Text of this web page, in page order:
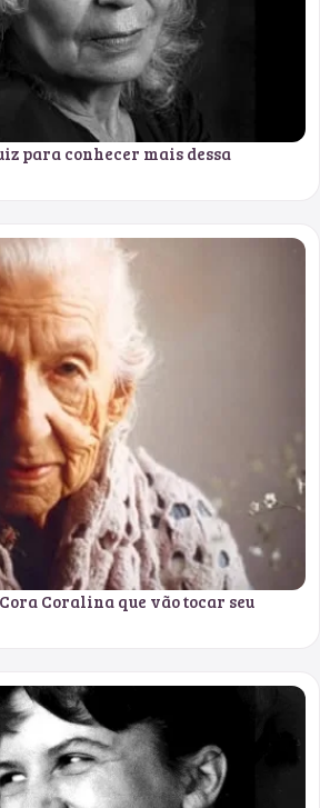
para conhecer mais dessa
Coralina que vão tocar seu